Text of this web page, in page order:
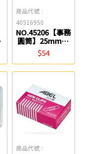
商品代號 :
40516950
NO.45206【事務
圓筒】25mm銀
色三角迴紋針
ABEL
$54
商品代號 :